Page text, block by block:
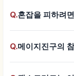
Q.혼잡을 피하려
Q.메이지진구의